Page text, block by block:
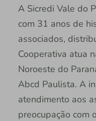
A Sicredi Vale do
com 31 anos de
associados,
Cooperativa atua
Noroeste do
Abcd Paulista. A
atendimento aos
preocupação com